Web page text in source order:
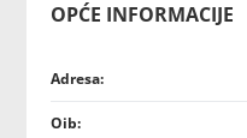
OPĆE INFORMACIJE
Adresa:
Oib: